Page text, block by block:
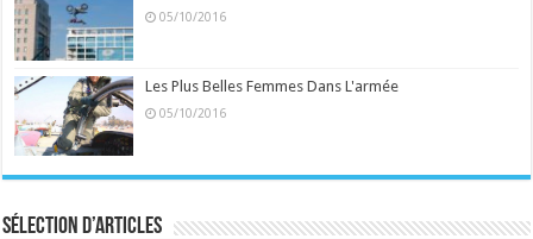
05/10/2016
Les Plus Belles Femmes Dans L'armée
05/10/2016
Sélection d’articles